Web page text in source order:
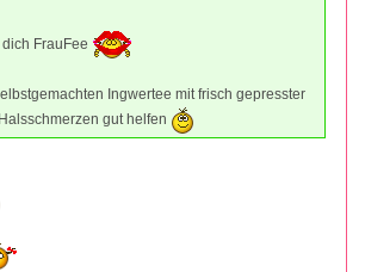
FrauFee
Ingwertee mit frisch gepresster
gut helfen